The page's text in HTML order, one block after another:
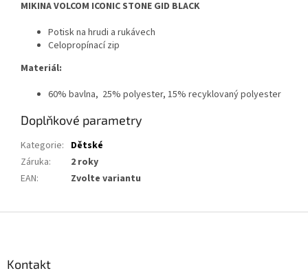
MIKINA VOLCOM ICONIC STONE GID BLACK
Potisk na hrudi a rukávech
Celopropínací zip
Materiál:
60% bavlna, 25% polyester, 15% recyklovaný polyester
Doplňkové parametry
Kategorie: Dětské
Záruka:
2 roky
EAN: Zvolte variantu
Kontakt